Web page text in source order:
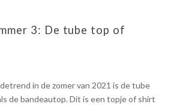
3: De tube top of
in de zomer van 2021 is de tube
de bandeautop. Dit is een topje of shirt